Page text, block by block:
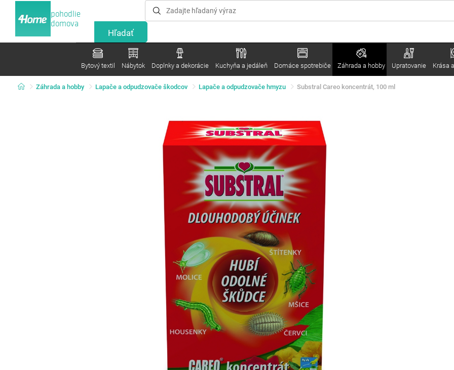
pohodlie
domova
Bytový textil Nábytok Doplnky a dekorácie Kuchyňa a jedáleň Domáce spotrebiče Záhrada a hobby Upratovanie Krása
Záhrada a hobby Lapače a odpudzovače škodcov Lapače a odpudzovače hmyzu Substral Careo koncentrát, 100 ml